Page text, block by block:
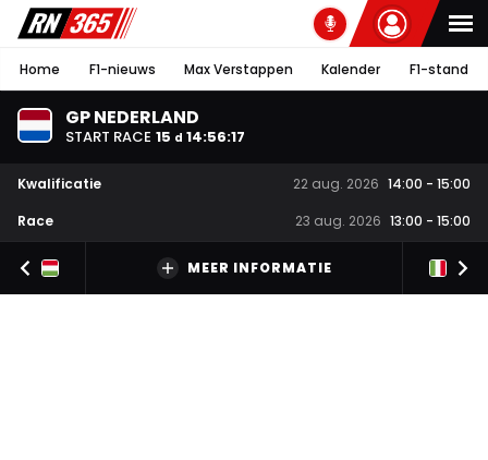
Home F1-nieuws Max Verstappen Kalender F1-stand
GP NEDERLAND
START RACE 15 d 14:56:17
Kwalificatie 22 aug. 2026 14:00 - 15:00
Race
23 aug. 2026 13:00 - 15:00
MEER INFORMATIE